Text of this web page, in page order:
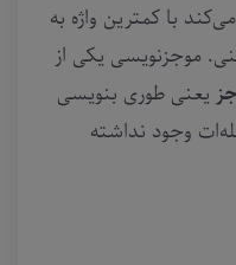
با کمترین واژه‌ به
موجزنویسی یکی از
یعنی طوری بنویسی
وجود نداشته